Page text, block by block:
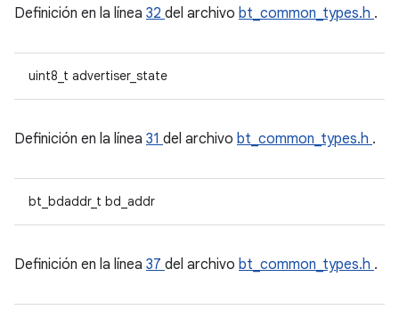
Definición en la línea 32 del archivo bt_common_types.h .
uint8_t advertiser_state
Definición en la línea 31 del archivo bt_common_types.h .
bt_bdaddr_t bd_addr
Definición en la línea 37 del archivo bt_common_types.h .